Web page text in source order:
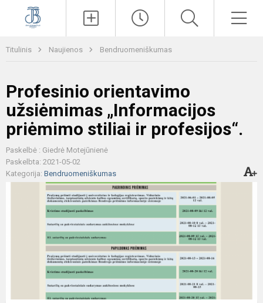
Titulinis Naujienos Bendruomeniškumas
Profesinio orientavimo
užsiėmimas „Informacijos
priėmimo stiliai ir profesijos“.
Paskelbė : Giedrė Motejūnienė
Paskelbta: 2021-05-02
Kategorija: Bendruomeniškumas